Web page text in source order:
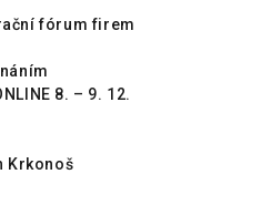
fórum firem
8. – 9. 12.
Krkonoš